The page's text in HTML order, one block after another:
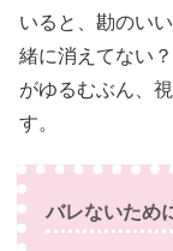
いると、勘のい
緒に消えてない
がゆるむぶん、
す。
バレないため